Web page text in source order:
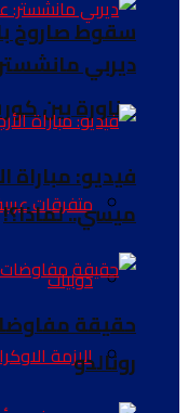
سقوط صاروخ
مناورة بين
متفرقات
دوليات
الازمة
ديربي
ميسي.. لماذا؟!
حقيقة
رونالدو